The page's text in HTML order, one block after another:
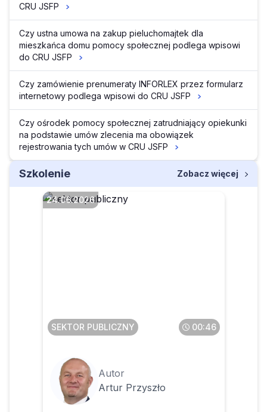
CRU JSFP
Czy ustna umowa na zakup pieluchomajtek dla
mieszkańca domu pomocy społecznej podlega wpisowi
do CRU JSFP
Czy zamówienie prenumeraty INFORLEX przez formularz
internetowy podlega wpisowi do CRU JSFP
Czy ośrodek pomocy społecznej zatrudniający opiekunki
na podstawie umów zlecenia ma obowiązek
rejestrowania tych umów w CRU JSFP
Szkolenie Zobacz więcej
24.06.2026
SEKTOR PUBLICZNY 00:46
Autor
Artur Przyszło